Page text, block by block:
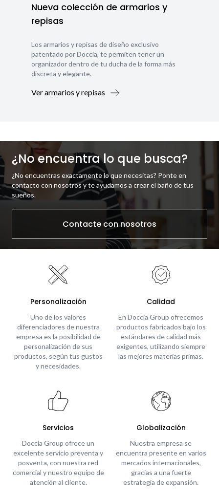
Nueva colección de armarios y
repisas
Los armarios y repisas de diseño exclusivo
patentado por Doccia, te permiten tener un
organizador dentro de tu ducha de la forma más
discreta y elegante.
Ver armarios y repisas
¿No encuentra lo que busca?
¿No encuentras exactamente lo que necesitas? Ponte en
contacto con nosotros y te ayudamos a crear el baño de tus
sueños.
Contacte con nosotros
Personalización
Uno de los valores
diferenciadores de nuestra
empresa es la posibilidad de
personalización de sus
productos, según tus gustos
y necesidades.
Calidad
En Doccia Group ofrecemos
productos fabricados bajo los
estándares de calidad más
exigentes, utilizando siempre
las mejores materias primas.
Servicios
Doccia Group ofrece un
excelente servicio preventa y
posventa, con nuestra red
comercial y nuestro equipo de
atención al cliente.
Globalización
Nuestra empresa se
encuentra presente en varios
mercados internacionales,
gracias a una fuerte
estrategia de expansión.